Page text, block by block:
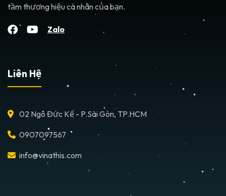
tầm thương hiệu cá nhân của bạn.
Zalo
Liên Hệ
02 Ngô Đức Kế - P.Sài Gòn, TP.HCM
0907097567
info@vinathis.com